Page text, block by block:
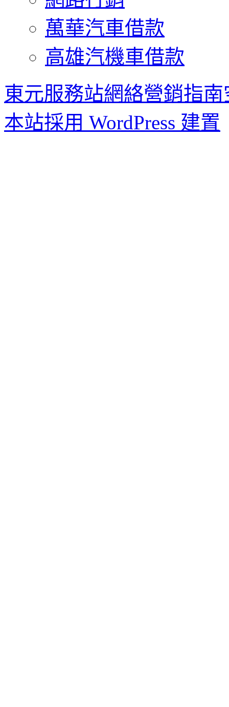
萬華汽車借款
高雄汽機車借款
東元服務站網絡營銷指南
本站採用 WordPress 建置